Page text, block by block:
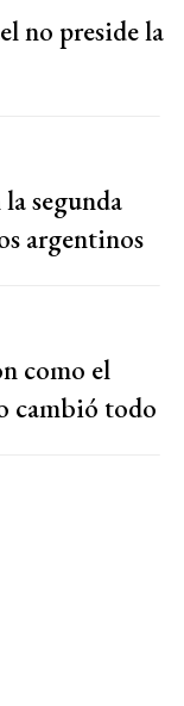
no preside la
segunda
argentinos
como el
cambió todo